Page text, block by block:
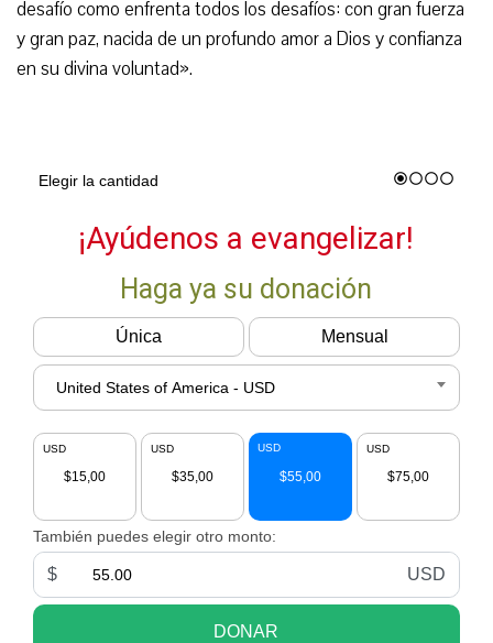
desafío como enfrenta todos los desafíos: con gran fuerza
y gran paz, nacida de un profundo amor a Dios y confianza
en su divina voluntad».